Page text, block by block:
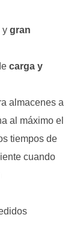
y gran
carga y
almacenes a
al máximo el
tiempos de
cuando